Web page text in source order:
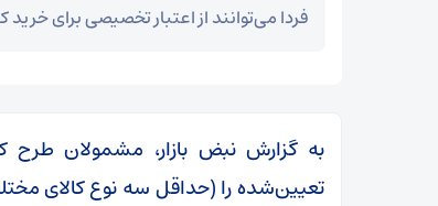
فردا می‌توانند از اعتبار تخصیصی برای
به گزارش نبض بازار، مشمولان طرح
تعیین‌شده را (حداقل سه نوع کالای